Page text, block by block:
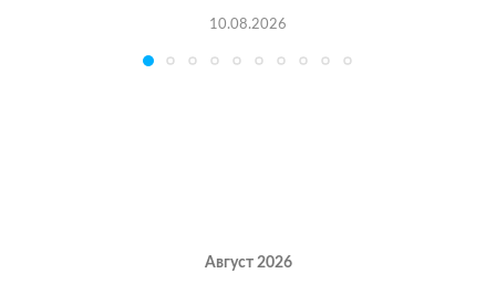
10.08.2026
Август 2026